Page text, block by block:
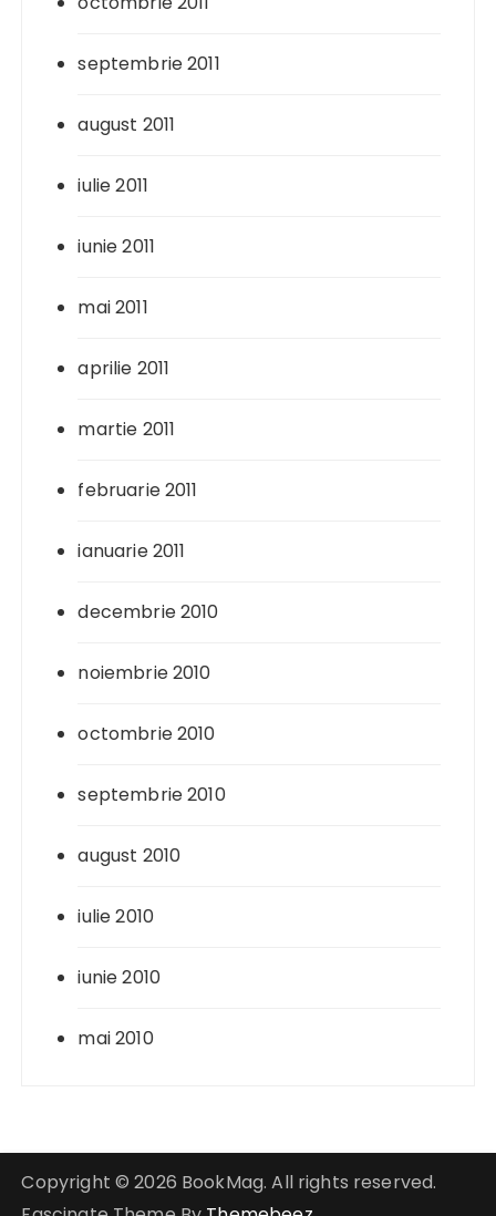
septembrie 2011
august 2011
iulie 2011
iunie 2011
mai 2011
aprilie 2011
martie 2011
februarie 2011
ianuarie 2011
decembrie 2010
noiembrie 2010
octombrie 2010
septembrie 2010
august 2010
iulie 2010
iunie 2010
mai 2010
Copyright © 2026 BookMag. All rights reserved.